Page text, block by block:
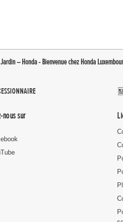
– Honda - Bienvenue chez Honda
nous sur